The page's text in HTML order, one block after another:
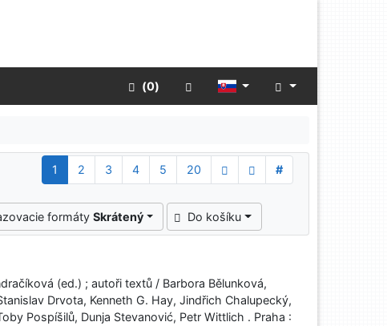
(0) Rozšírené vyhľadávanie
1 2 3 4 5 20
#
formáty Skrátený Do košíku
(ed.) ; autoři textů / Barbora Bělunková,
Drvota, Kenneth G. Hay, Jindřich Chalupecký,
Pospíšilů, Dunja Stevanović, Petr Wittlich . Praha :